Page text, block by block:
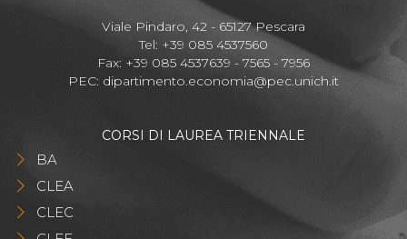
Viale Pindaro, 42 - 65127 Pescara
Tel: +39 085 4537560
Fax: +39 085 4537639 - 7565 - 7956
PEC: dipartimento.economia@pec.unich.it
CORSI DI LAUREA TRIENNALE
BA
CLEA
CLEC